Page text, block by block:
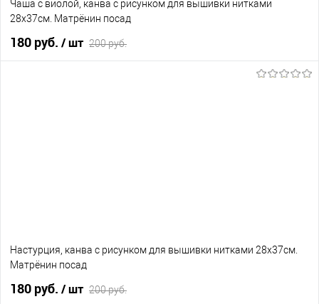
Чаша с виолой, канва с рисунком для вышивки нитками
28х37см. Матрёнин посад
180 руб. / шт 200 руб.
Настурция, канва с рисунком для вышивки нитками 28х37см.
Матрёнин посад
180 руб. / шт 200 руб.